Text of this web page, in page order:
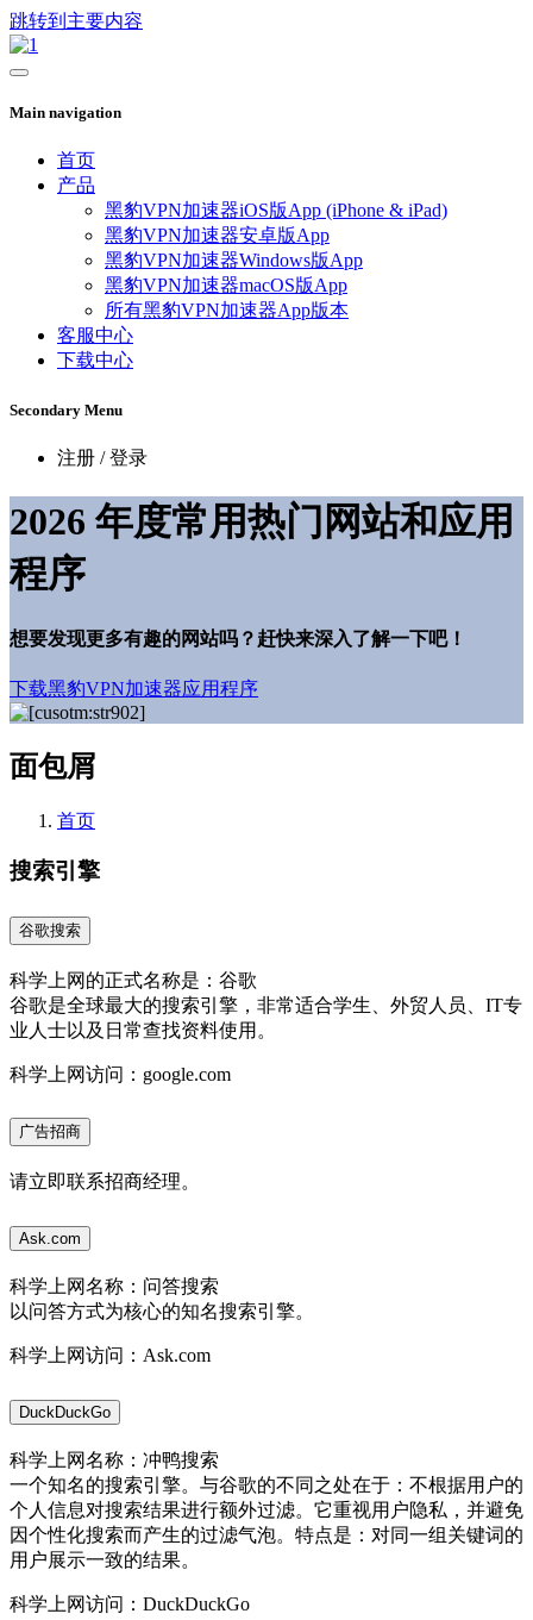
跳转到主要内容
Main navigation
首页
产品
黑豹VPN加速器iOS版App (iPhone & iPad)
黑豹VPN加速器安卓版App
黑豹VPN加速器Windows版App
黑豹VPN加速器macOS版App
所有黑豹VPN加速器App版本
客服中心
下载中心
Secondary Menu
注册 / 登录
2026 年度常用热门网站和应用
程序
想要发现更多有趣的网站吗？赶快来深入了解一下吧！
下载黑豹VPN加速器应用程序
面包屑
首页
搜索引擎
谷歌搜索
科学上网的正式名称是：谷歌
谷歌是全球最大的搜索引擎，非常适合学生、外贸人员、IT专
业人士以及日常查找资料使用。
科学上网访问：google.com
广告招商
请立即联系招商经理。
Ask.com
科学上网名称：问答搜索
以问答方式为核心的知名搜索引擎。
科学上网访问：Ask.com
DuckDuckGo
科学上网名称：冲鸭搜索
一个知名的搜索引擎。与谷歌的不同之处在于：不根据用户的
个人信息对搜索结果进行额外过滤。它重视用户隐私，并避免
因个性化搜索而产生的过滤气泡。特点是：对同一组关键词的
用户展示一致的结果。
科学上网访问：DuckDuckGo